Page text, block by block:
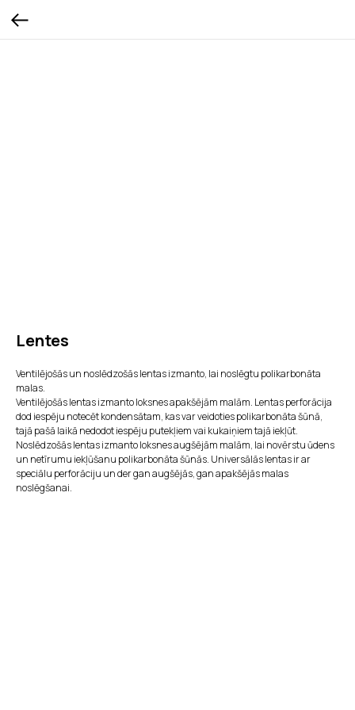
Lentes
Ventilējošās un noslēdzošās lentas izmanto, lai noslēgtu polikarbonāta
malas.
Ventilējošās lentas izmanto loksnes apakšējām malām. Lentas perforācija
dod iespēju notecēt kondensātam, kas var veidoties polikarbonāta šūnā,
tajā pašā laikā nedodot iespēju putekļiem vai kukaiņiem tajā iekļūt.
Noslēdzošās lentas izmanto loksnes augšējām malām, lai novērstu ūdens
un netīrumu iekļūšanu polikarbonāta šūnās. Universālās lentas ir ar
speciālu perforāciju un der gan augšējās, gan apakšējās malas
noslēgšanai.